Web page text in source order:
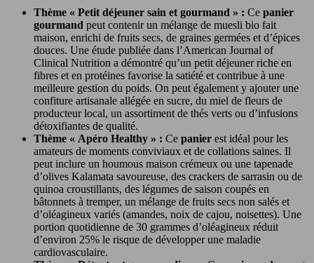
Thème « Petit déjeuner sain et gourmand » : Ce panier
gourmand peut contenir un mélange de muesli bio fait
maison, enrichi de fruits secs, de graines germées et d’épices
douces. Une étude publiée dans l’American Journal of
Clinical Nutrition a démontré qu’un petit déjeuner riche en
fibres et en protéines favorise la satiété et contribue à une
meilleure gestion du poids. On peut également y ajouter une
confiture artisanale allégée en sucre, du miel de fleurs de
producteur local, un assortiment de thés verts ou d’infusions
détoxifiantes de qualité.
Thème « Apéro Healthy » : Ce panier est idéal pour les
amateurs de moments conviviaux et de collations saines. Il
peut inclure un houmous maison crémeux ou une tapenade
d’olives Kalamata savoureuse, des crackers de sarrasin ou de
quinoa croustillants, des légumes de saison coupés en
bâtonnets à tremper, un mélange de fruits secs non salés et
d’oléagineux variés (amandes, noix de cajou, noisettes). Une
portion quotidienne de 30 grammes d’oléagineux réduit
d’environ 25% le risque de développer une maladie
cardiovasculaire.